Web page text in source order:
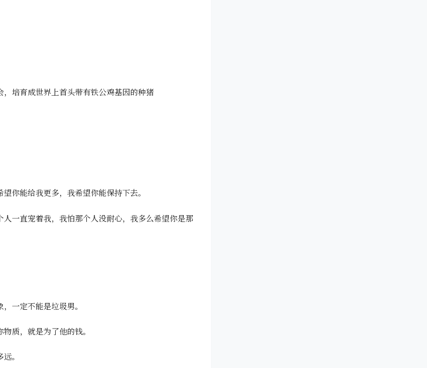
培育成世界上首头带有铁公鸡基因的种猪
你能给我更多，我希望你能保持下去。
一直宠着我，我怕那个人没耐心，我多么希望你是那
一定不能是垃圾男。
质，就是为了他的钱。
。